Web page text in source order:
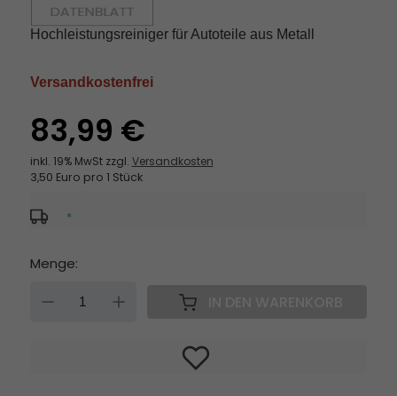
Hochleistungsreiniger für Autoteile aus Metall
Versandkostenfrei
83,99 €
inkl. 19% MwSt zzgl. Versandkosten
3,50 Euro pro 1 Stück
*
Menge:
DOWN